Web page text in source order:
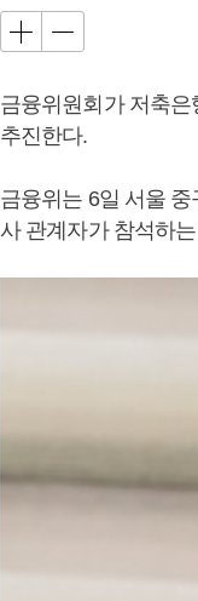
금융위원회가 저축
추진한다.
금융위는 6일 서울
사 관계자가 참석하